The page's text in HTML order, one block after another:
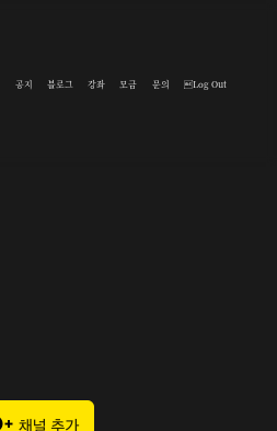
공지 블로그 강좌 모금 문의 Log Out